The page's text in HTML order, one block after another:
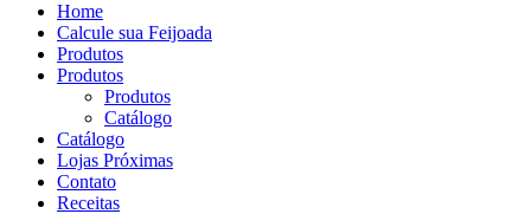
Home
Calcule sua Feijoada
Produtos
Produtos
Produtos
Catálogo
Catálogo
Lojas Próximas
Contato
Receitas